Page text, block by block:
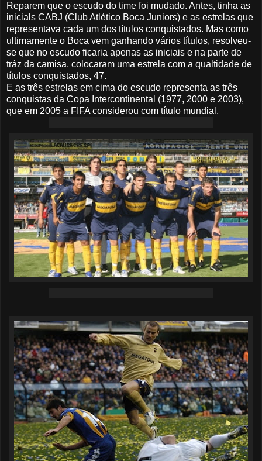
Reparem que o escudo do time foi mudado. Antes, tinha as
inicials CABJ (Club Atlético Boca Juniors) e as estrelas que
representava cada um dos títulos conquistados. Mas como
ultimamente o Boca vem ganhando vários títulos, resolveu-
se que no escudo ficaria apenas as iniciais e na parte de
tráz da camisa, colocaram uma estrela com a qualtidade de
títulos conquistados, 47.
E as três estrelas em cima do escudo representa as três
conquistas da Copa Intercontinental (1977, 2000 e 2003),
que em 2005 a FIFA considerou com título mundial.